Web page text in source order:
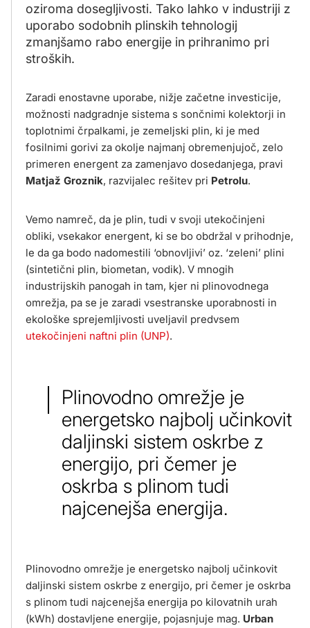
oziroma dosegljivosti. Tako lahko v industriji z
uporabo sodobnih plinskih tehnologij
zmanjšamo rabo energije in prihranimo pri
stroških.
Zaradi enostavne uporabe, nižje začetne investicije,
možnosti nadgradnje sistema s sončnimi kolektorji in
toplotnimi črpalkami, je zemeljski plin, ki je med
fosilnimi gorivi za okolje najmanj obremenjujoč, zelo
primeren energent za zamenjavo dosedanjega, pravi
Matjaž Groznik, razvijalec rešitev pri Petrolu.
Vemo namreč, da je plin, tudi v svoji utekočinjeni
obliki, vsekakor energent, ki se bo obdržal v prihodnje,
le da ga bodo nadomestili ‘obnovljivi’ oz. ‘zeleni’ plini
(sintetični plin, biometan, vodik). V mnogih
industrijskih panogah in tam, kjer ni plinovodnega
omrežja, pa se je zaradi vsestranske uporabnosti in
ekološke sprejemljivosti uveljavil predvsem
utekočinjeni naftni plin (UNP).
Plinovodno omrežje je
energetsko najbolj učinkovit
daljinski sistem oskrbe z
energijo, pri čemer je
oskrba s plinom tudi
najcenejša energija.
Plinovodno omrežje je energetsko najbolj učinkovit
daljinski sistem oskrbe z energijo, pri čemer je oskrba
s plinom tudi najcenejša energija po kilovatnih urah
(kWh) dostavljene energije, pojasnjuje mag. Urban